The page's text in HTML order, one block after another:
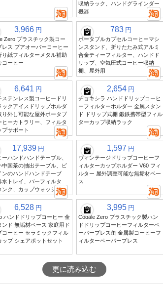
収納ラック、ハンドグラインダー
機器
3,966 円
Zero プラスチック製コー
レス プアオーバーコーヒー
り紙フィルターメタル補助
コーヒー
783 円
ポータブルカプセルコーヒーマシ
ンスタンド、折りたたみ式アルミ
合金ティーフィルター、ハンドド
リップ、空気圧式コーヒー収納
棚、屋外用
6,641 円
ステンレス製コーヒードリ
ックアイスドリップホルダ
り外し可能な屋外ポータブ
ヒーカトラリー、フィルタ
プサポート
2,654 円
チョキシラ ハンドドリップコーヒ
ーフィルターホルダー 金属スタン
ド ドリップ式棚 鍛鉄携帯型フィル
ターカップ収納ラック
17,939 円
ーハンドハンドテーブル、
中国茶の抽出テーブル、ビ
ンのハンドハンドテーブ
水トレイ、バーフィルタ
ンク、カップウォッシャー
1,597 円
ヴィンテージドリップコーヒーフ
ィルターカップホルダー V60 フィ
ルター 屋外調整可能な無垢材ベー
ス
6,528 円
ハンドドリップコーヒー 金
ンド 無垢材ベース 家庭用ド
コーヒー セラミックフィル
ップ シェアポットセット
3,995 円
Codale Zero プラスチック製ハン
ドドリップコーヒーフィルターペ
ーパープレス缶 金属製コーヒーフ
ィルターペーパープレス
更に読み込む